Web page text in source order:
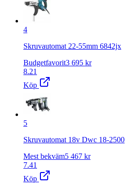
4
Skruvautomat 22-55mm 6842jx
Budgetfavorit3 695 kr
8.21
Köp
5
Skruvautomat 18v Dwc 18-2500
Mest bekväm5 467 kr
7.41
Köp